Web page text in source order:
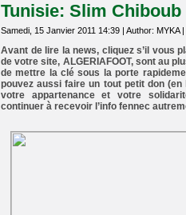
Tunisie: Slim Chiboub
Samedi, 15 Janvier 2011 14:39 | Author: MYKA |
Avant de lire la news, cliquez s’il vous
de votre site, ALGERIAFOOT, sont au
de mettre la clé sous la porte
pouvez aussi faire un tout petit don
votre appartenance et votre
continuer à recevoir l’info fennec